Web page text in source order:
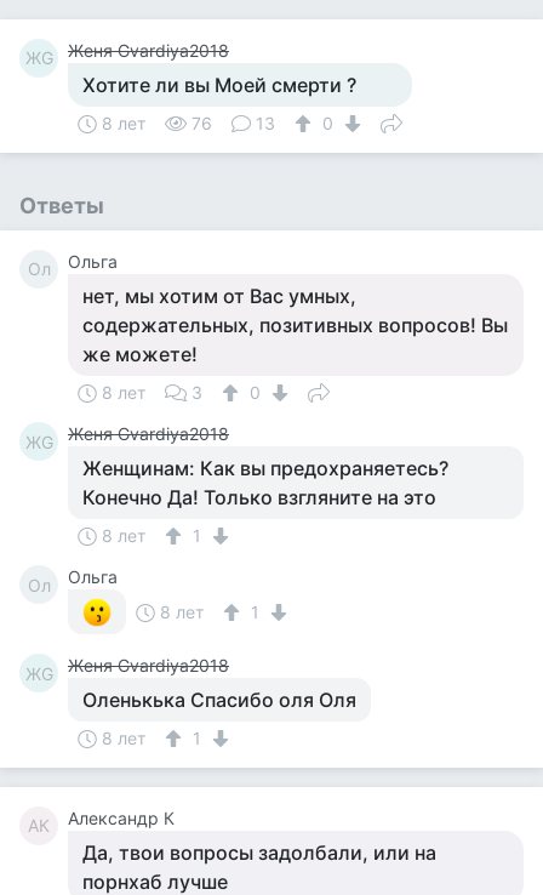
ЖG Женя Gvardiya2018
Хотите ли вы Моей смерти ?
8 лет 76 13 0
Ответы
Ол Ольга
нет, мы хотим от Вас умных,
содержательных, позитивных вопросов! Вы
же можете!
8 лет 3 0
ЖG Женя Gvardiya2018
Женщинам: Как вы предохраняетесь?
Конечно Да! Только взгляните на это
8 лет 1
Ол
Ольга
8 лет
1
ЖG Женя Gvardiya2018
Оленькька Спасибо оля Оля
8 лет 1
АК Александр К
Да, твои вопросы задолбали, или на
порнхаб лучше